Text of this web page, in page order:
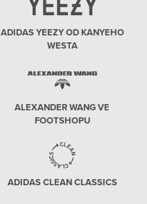
ADIDAS YEEZY OD KANYEHO
WESTA
ALEXANDER WANG VE
FOOTSHOPU
ADIDAS CLEAN CLASSICS